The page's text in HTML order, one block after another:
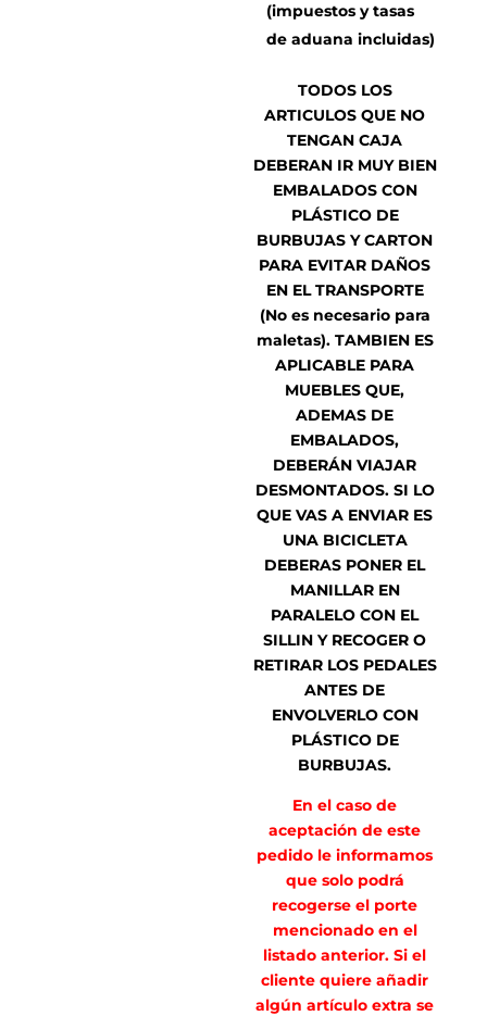
(impuestos y tasas
de aduana incluidas)
TODOS LOS
ARTICULOS QUE NO
TENGAN CAJA
DEBERAN IR MUY BIEN
EMBALADOS CON
PLÁSTICO DE
BURBUJAS Y CARTON
PARA EVITAR DAÑOS
EN EL TRANSPORTE
(No es necesario para
maletas). TAMBIEN ES
APLICABLE PARA
MUEBLES QUE,
ADEMAS DE
EMBALADOS,
DEBERÁN VIAJAR
DESMONTADOS. SI LO
QUE VAS A ENVIAR ES
UNA BICICLETA
DEBERAS PONER EL
MANILLAR EN
PARALELO CON EL
SILLIN Y RECOGER O
RETIRAR LOS PEDALES
ANTES DE
ENVOLVERLO CON
PLÁSTICO DE
BURBUJAS.
En el caso de
aceptación de este
pedido le informamos
que solo podrá
recogerse el porte
mencionado en el
listado anterior. Si el
cliente quiere añadir
algún artículo extra se